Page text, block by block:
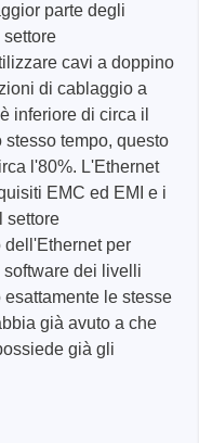
parte degli
cavi a doppino
di cablaggio a
inferiore di circa il
tempo, questo
l'80%. L'Ethernet
EMC ed EMI e i
settore
per
dei livelli
le stesse
già avuto a che
già gli